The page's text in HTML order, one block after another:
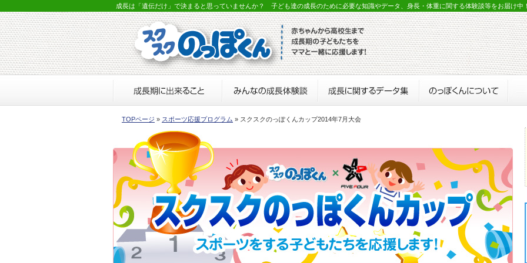
成長は「遺伝だけ」で決まると思っていませんか？ 子ども達の成長のために必要な知識やデータ、身長・体重に関する体験談等をお届け中
TOPページ » スポーツ応援プログラム » スクスクのっぽくんカップ2014年7月大会